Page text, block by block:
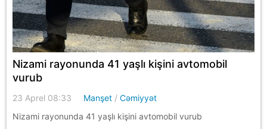
Nizami rayonunda 41 yaşlı kişini avtomobil
vurub
23 Aprel 08:33 Manşet /Cəmiyyət
Nizami rayonunda 41 yaşlı kişini avtomobil vurub